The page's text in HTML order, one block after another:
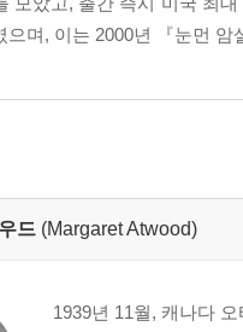
으며, 이는 2000년 『눈먼 암
드 (Margaret Atwood)
1939년 11월, 캐나다